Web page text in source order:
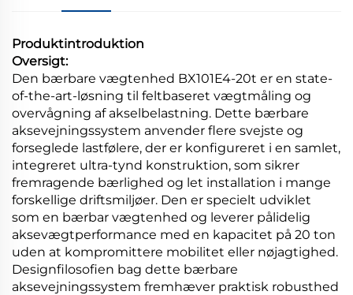
Produktintroduktion
Oversigt:
Den bærbare vægtenhed BX101E4-20t er en state-
of-the-art-løsning til feltbaseret vægtmåling og
overvågning af akselbelastning. Dette bærbare
aksevejningssystem anvender flere svejste og
forseglede lastfølere, der er konfigureret i en samlet,
integreret ultra-tynd konstruktion, som sikrer
fremragende bærlighed og let installation i mange
forskellige driftsmiljøer. Den er specielt udviklet
som en bærbar vægtenhed og leverer pålidelig
aksevægtperformance med en kapacitet på 20 ton
uden at kompromittere mobilitet eller nøjagtighed.
Designfilosofien bag dette bærbare
aksevejningssystem fremhæver praktisk robusthed